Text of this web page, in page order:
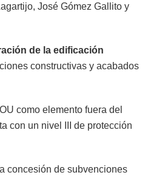
José Gómez Gallito y
de la edificación
constructivas y acabados
como elemento fuera del
con un nivel III de protección
concesión de subvenciones